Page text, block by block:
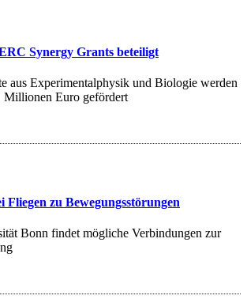
Synergy Grants beteiligt
aus Experimentalphysik und Biologie werden
Millionen Euro gefördert
Fliegen zu Bewegungsstörungen
Bonn findet mögliche Verbindungen zur